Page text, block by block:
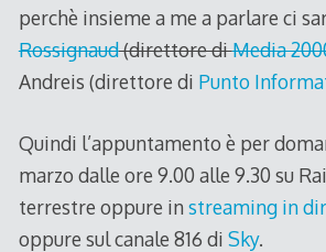
perchè insieme a me a parlare ci
Rossignaud(direttore diMedia
Andreis (direttore di Punto
Quindi l’appuntamento è per
marzo dalle ore 9.00 alle 9.30 su
terrestre oppure instreaming in
oppure sul canale 816 di Sky.